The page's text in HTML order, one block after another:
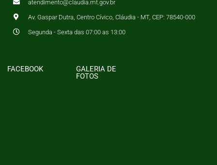
atendimento@claudia.mt.gov.br
Av. Gaspar Dutra, Centro Cívico, Cláudia - MT, CEP: 78540-000
Segunda - Sexta das 07:00 as 13:00
FACEBOOK
GALERIA DE
FOTOS